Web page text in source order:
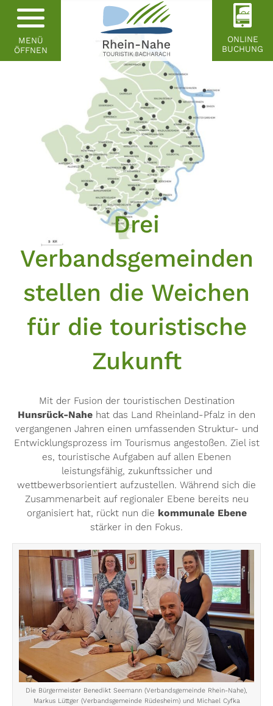
MENÜ
ÖFFNEN
ONLINE
BUCHUNG
Drei
Verbandsgemeinden
stellen die Weichen
für die touristische
Zukunft
Mit der Fusion der touristischen Destination
Hunsrück-Nahe hat das Land Rheinland-Pfalz in den
vergangenen Jahren einen umfassenden Struktur- und
Entwicklungsprozess im Tourismus angestoßen. Ziel ist
es, touristische Aufgaben auf allen Ebenen
leistungsfähig, zukunftssicher und
wettbewerbsorientiert aufzustellen. Während sich die
Zusammenarbeit auf regionaler Ebene bereits neu
organisiert hat, rückt nun die kommunale Ebene
stärker in den Fokus.
Die Bürgermeister Benedikt Seemann (Verbandsgemeinde Rhein-Nahe),
Markus Lüttger (Verbandsgemeinde Rüdesheim) und Michael Cyfka